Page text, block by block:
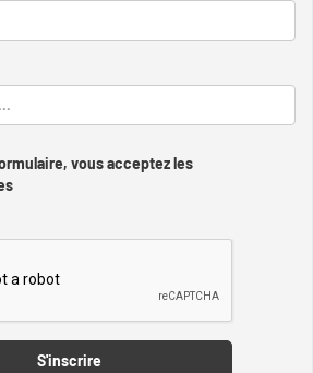
vous acceptez les
S'inscrire